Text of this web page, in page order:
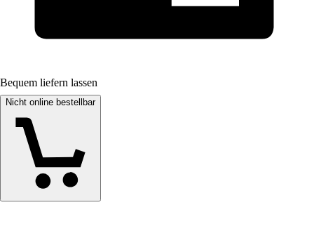
Bequem liefern lassen
Nicht online bestellbar